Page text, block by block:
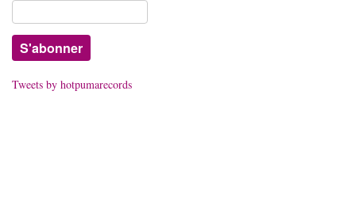
Tweets by hotpumarecords